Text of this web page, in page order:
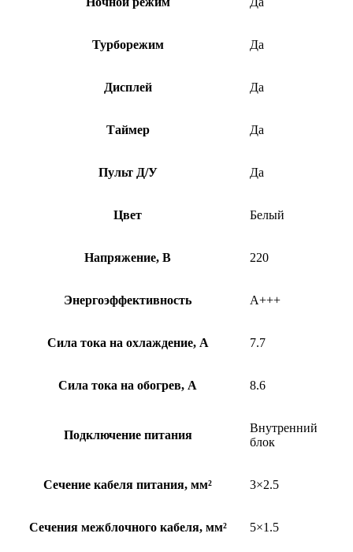
Турборежим Да
Дисплей Да
Таймер Да
Пульт Д/У Да
Цвет Белый
Напряжение, В 220
Энергоэффективность A+++
Сила тока на охлаждение, А 7.7
Сила тока на обогрев, А 8.6
Подключение питания
Внутренний
блок
Сечение кабеля питания, мм² 3×2.5
Сечения межблочного кабеля, мм² 5×1.5